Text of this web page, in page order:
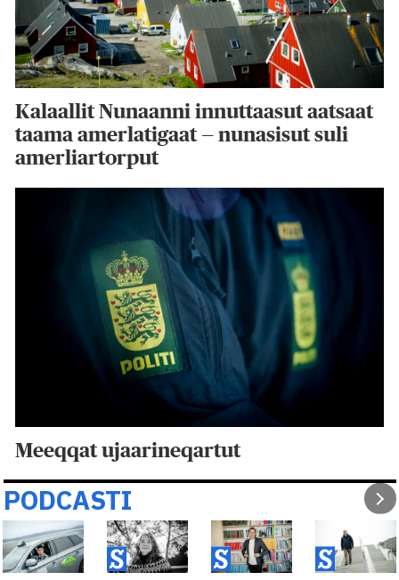
Kalaallit Nunaanni innuttaasut aatsaat
taama amerlatigaat — nunasisut suli
amerliartorput
Meeqqat ujaarineqartut
PODCASTI